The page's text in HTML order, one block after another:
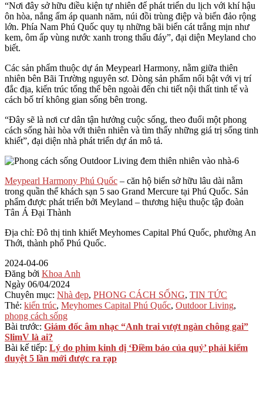
“Nơi đây sở hữu điều kiện tự nhiên để phát triển du lịch với khí hậu
ôn hòa, nắng ấm áp quanh năm, núi đồi trùng điệp và biển đảo rộng
lớn. Phía Nam Phú Quốc quy tụ những bãi biển cát trắng mịn như
kem, ôm ấp vùng nước xanh trong thấu đáy”, đại diện Meyland cho
biết.
Các sản phẩm thuộc dự án Meypearl Harmony, nằm giữa thiên
nhiên bên Bãi Trường nguyên sơ. Dòng sản phẩm nổi bật với vị trí
đắc địa, kiến trúc tổng thể bên ngoài đến chi tiết nội thất tinh tế và
cách bố trí không gian sống bên trong.
“Đây sẽ là nơi cư dân tận hưởng cuộc sống, theo đuổi một phong
cách sống hài hòa với thiên nhiên và tìm thấy những giá trị sống tinh
khiết”, đại diện nhà phát triển dự án mô tả.
Meypearl Harmony Phú Quốc – căn hộ biển sở hữu lâu dài nằm
trong quần thể khách sạn 5 sao Grand Mercure tại Phú Quốc. Sản
phẩm được phát triển bởi Meyland – thương hiệu thuộc tập đoàn
Tân Á Đại Thành
Địa chỉ: Đô thị tinh khiết Meyhomes Capital Phú Quốc, phường An
Thới, thành phố Phú Quốc.
2024-04-06
Đăng bởi Khoa Anh
Ngày 06/04/2024
Chuyên mục: Nhà đẹp, PHONG CÁCH SỐNG, TIN TỨC
Thẻ: kiến trúc, Meyhomes Capital Phú Quốc, Outdoor Living,
phong cách sống
Bài trước: Giám đốc âm nhạc “Anh trai vượt ngàn chông gai”
SlimV là ai?
Bài kế tiếp: Lý do phim kinh dị ‘Điềm báo của quỷ’ phải kiểm
duyệt 5 lần mới được ra rạp